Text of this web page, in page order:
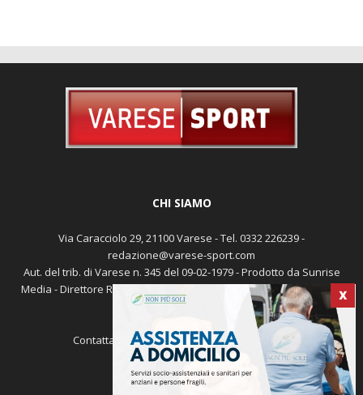
X
CHI SIAMO
Via Caracciolo 29, 21100 Varese - Tel. 0332 226239 -
redazione@varese-sport.com
Aut. del trib. di Varese n. 345 del 09-02-1979 - Prodotto da Sunrise
Media - Direttore Responsabile: Michele Marocco -Cookie policy
Pubblicità
Contattaci: redazione@varese-sport.com